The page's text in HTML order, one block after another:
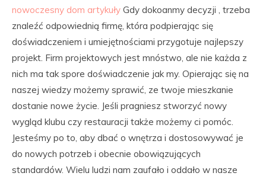
nowoczesny dom artykuły Gdy dokoanmy decyzji , trzeba
znaleźć odpowiednią firmę, która podpierając się
doświadczeniem i umiejętnościami przygotuje najlepszy
projekt. Firm projektowych jest mnóstwo, ale nie każda z
nich ma tak spore doświadczenie jak my. Opierając się na
naszej wiedzy możemy sprawić, ze twoje mieszkanie
dostanie nowe życie. Jeśli pragniesz stworzyć nowy
wygląd klubu czy restauracji także możemy ci pomóc.
Jesteśmy po to, aby dbać o wnętrza i dostosowywać je
do nowych potrzeb i obecnie obowiązujących
standardów. Wielu ludzi nam zaufało i oddało w nasze